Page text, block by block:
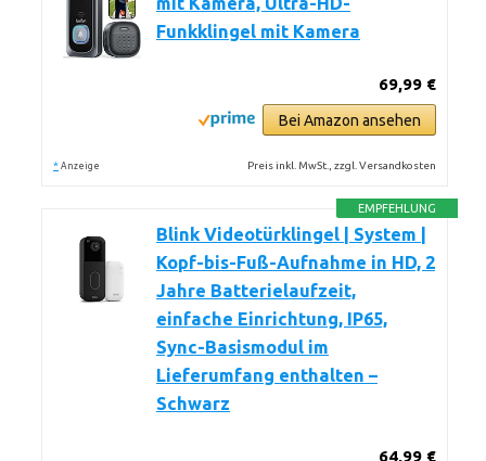
Funkklingel mit Kamera
69,99 €
Bei Amazon ansehen
* Anzeige Preis inkl. MwSt., zzgl. Versandkosten
EMPFEHLUNG
Blink Videotürklingel | System |
Kopf-bis-Fuß-Aufnahme in HD, 2
Jahre Batterielaufzeit,
einfache Einrichtung, IP65,
Sync-Basismodul im
Lieferumfang enthalten –
Schwarz
64,99 €